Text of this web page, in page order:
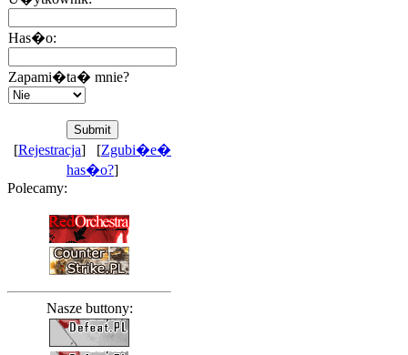
Has�o:
Zapami�ta� mnie?
[Rejestracja] [Zgubi�e�
has�o?]
Polecamy:
Nasze buttony: